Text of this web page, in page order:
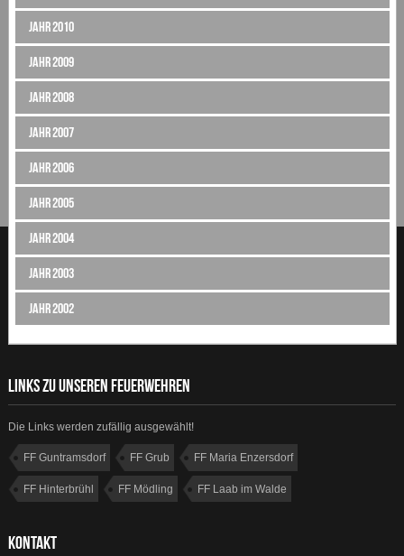
Jahr 2010
Jahr 2009
Jahr 2008
Jahr 2007
Jahr 2006
Jahr 2005
Jahr 2004
Jahr 2003
Jahr 2002
LINKS ZU UNSEREN FEUERWEHREN
Die Links werden zufällig ausgewählt!
FF Guntramsdorf FF Grub FF Maria Enzersdorf
FF Hinterbrühl FF Mödling FF Laab im Walde
KONTAKT